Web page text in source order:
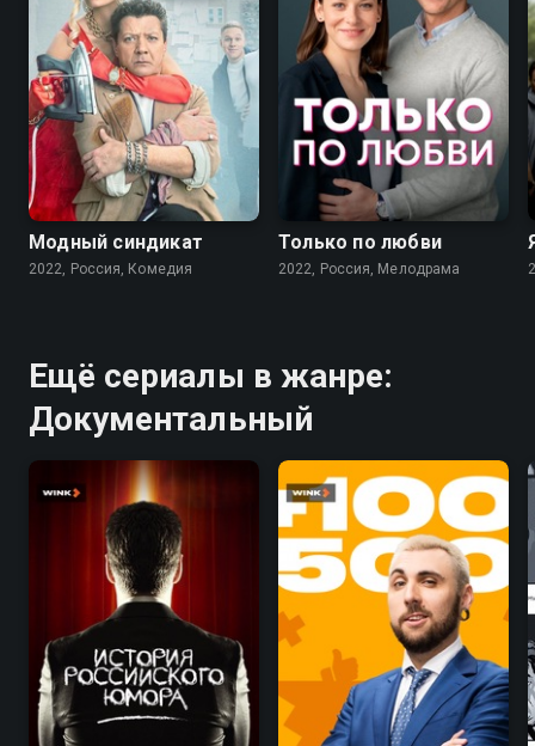
7.6
Модный синдикат
2022, Россия, Комедия
Только по любви
2022, Россия, Мелодрама
Ещё сериалы в жанре:
Документальный